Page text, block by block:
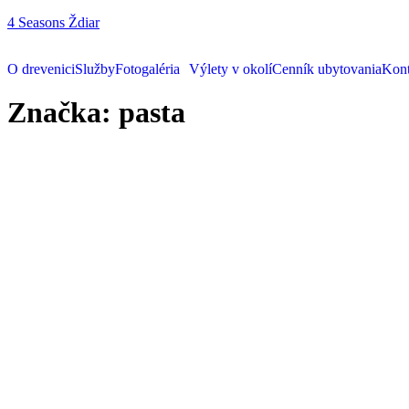
4 Seasons Ždiar
O dreveniciSlužbyFotogaléria Výlety v okolíCenník ubytovania
Značka: pasta